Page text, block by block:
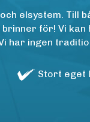
elsystem. Till
för! Vi kan
har ingen
Stort eget